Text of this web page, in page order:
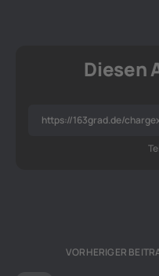
Diesen
VORHERIGER